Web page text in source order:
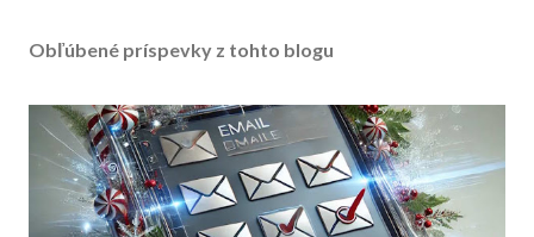
Obľúbené príspevky z tohto blogu